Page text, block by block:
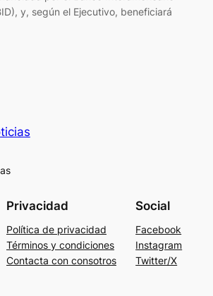
y, según el Ejecutivo, beneficiará
Privacidad
Política de privacidad
Términos y condiciones
Contacta con consotros
Social
Facebook
Instagram
Twitter/X